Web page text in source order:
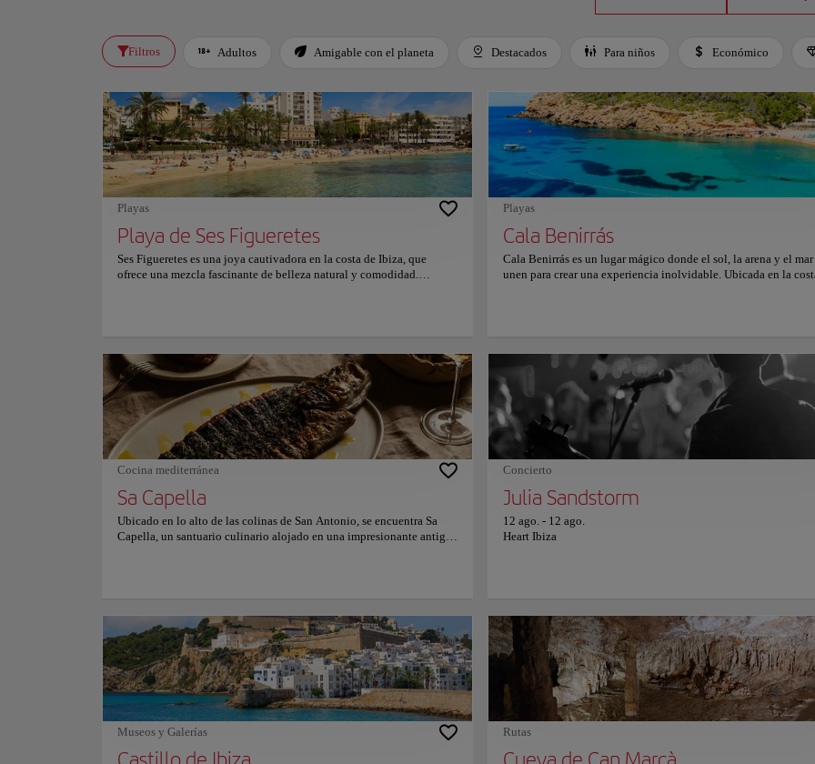
Filtros Adultos Amigable con el planeta Destacados Para niños Económico
Playas
Playa de Ses Figueretes
Ses Figueretes es una joya cautivadora en la costa de Ibiza, que
ofrece una mezcla fascinante de belleza natural y comodidad.
aguas poco profundas, al abrigo de las olas que se estrellan, forman
un santuario sereno perfecto para nadar tranquilamente y divertirse,
particularmente acogedor para familias con niños pequeños. A
medida que la suave brisa mediterránea acaricia la orilla, los
visitantes pueden disfrutar del ambiente tranquilo o participar en una
variedad de actividades acuáticas, desde el paddleboard hasta el
snorkel, en medio del tranquilo mar azul. Con su pintoresco entorno
y sus aguas seguras y acogedoras, Ses Figueretes promete una
experiencia costera verdaderamente inolvidable para todos.
Playas
Cala Benirrás
Cala Benirrás es un lugar mágico donde el sol, la arena y el mar
unen para crear una experiencia inolvidable. Ubicada en la
cobra vida con música, risas y un sentido de pura alegría. Si
Benirrás es un fantástico lugar de fiesta, también es un refugio
los entusiastas de la naturaleza. Las aguas cristalinas son
para practicar snorkel, y los exuberantes alrededores ofrecen
condiciones ideales para paseos panorámicos. ¡Es un paraíso
esperando ser descubierto!
Cocina mediterránea
Sa Capella
Ubicado en lo alto de las colinas de San Antonio, se encuentra Sa
Capella, un santuario culinario alojado en una impresionante antigua
tenue agrega un toque de misterio y encanto. El ambiente es
verdaderamente fascinante y transporta a los comensales a una era
pasada de elegancia y refinamiento. Deleite su paladar con
exquisitos platos como la carne ahumada Wagyu, las almejas a la
parrilla con salsa verde y los panes dulces de Angus negro tostado
marinado con cítricos. Para un final divino, saboree la decadencia del
pastel de chocolate con sal de Maldon. Es importante tener en cuenta
que Sa Capella mantiene un código de vestimenta estricto y las
reservas son esenciales debido a su popularidad. Si busca una
experiencia gastronómica elegante y refinada con una cocina
Concierto
Julia Sandstorm
12 ago. - 12 ago.
Heart Ibiza
Museos y Galerías Rutas